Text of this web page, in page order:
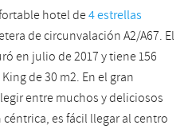
hotel de4 estrellas
de circunvalación A2/A67. El
en julio de 2017 y tiene 156
de 30 m2. En el gran
entre muchos y deliciosos
es fácil llegar al centro